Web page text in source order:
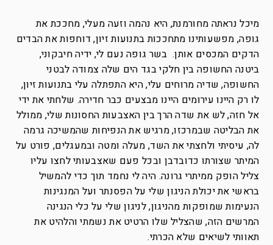
מיכל נראתה מחורמנת, היא נהמה וזעה מעלי, מחככת את
גופה, מפשעותינו מתחככות בתנועות זיון, דוחפות את הבדים
הדקים המכסים אותן. בשר גופה נעם לי, ידיה חיבקוני,
ביטנה החשופה בין חלקי בגד הים שלה צמודה לבטני
החשופה, שדיה מרוחים עלי, היא התפתלה עלי בתנועות זיון,
לו רק היינו עירומים היינו מבצעים כבר חדירה. שלחתי את ידי
אל חזה, לש את שדה הרך בין האצבעות החסונות שלי, ממולל
את הבליטה שבמרכזו, מרגיש את הנפיחות שהמשיכה גרמה
לה, עיסיתי ולחצתי את השד, מעלה ומטה ובמעגלים, פורט על
המיתר שצורתו כדובדבן ובכל פעם שאצבעותי לחצו עליו
צליל הופק ממיתרי גרונה. היה לי נחמד תוך כדי להמשיל
בראשי את יכולת הניגון שלי על הפסנתר ועל המנגינות
הנעימות שמופקות מהניגון, לניגון שלי על כלי הנגינה
המרשים הזה, שהצליל שלו הרטיט את נשמתי והלהיט את
תאוותי לשיאים שלא הכרתי.